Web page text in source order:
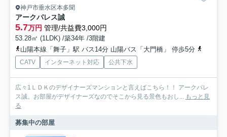
神戸市垂水区本多聞
アークパレス誠
5.7万円 管理/共益費3,000円
53.28㎡ (1LDK) /築34年 /3階建
山陽本線「舞子」駅 バス14分 山陽バス「大門橋」 停歩5分
CATV インターネット対応 公共下水
広々1ＬＤＫのデザイナーズマンションと言えばこちら！！ アークパレ
ス誠。お部屋がデザイナーズなのでそこから見る景色もおし... もっと見
る
募集中の部屋